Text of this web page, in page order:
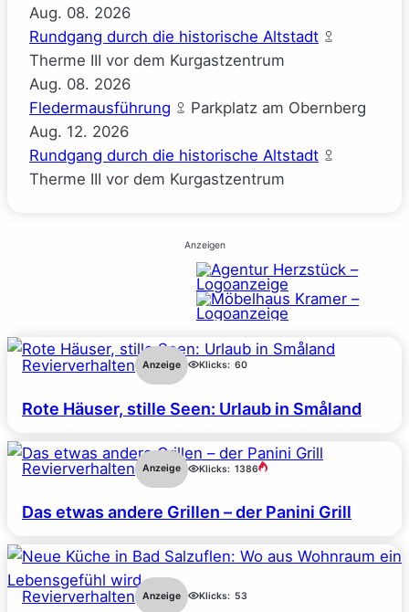
Aug. 08. 2026
Rundgang durch die historische Altstadt
Therme III vor dem Kurgastzentrum
Aug. 08. 2026
Fledermausführung
Parkplatz am Obernberg
Aug. 12. 2026
Rundgang durch die historische Altstadt
Therme III vor dem Kurgastzentrum
Anzeigen
Revierverhalten Anzeige Klicks: 60
Rote Häuser, stille Seen: Urlaub in Småland
Revierverhalten Anzeige Klicks: 1386
Das etwas andere Grillen – der Panini Grill
Revierverhalten Anzeige Klicks: 53